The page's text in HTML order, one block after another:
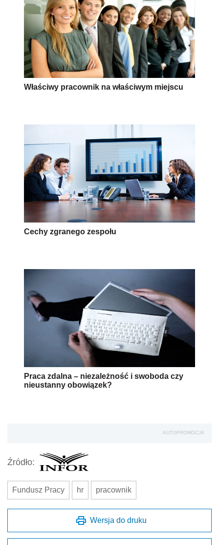
Właściwy pracownik na właściwym miejscu
Cechy zgranego zespołu
Praca zdalna – niezależność i swoboda czy
nieustanny obowiązek?
AUTOPROMOCJA
Źródło:
Fundusz Pracy hr pracownik
Wersja do druku